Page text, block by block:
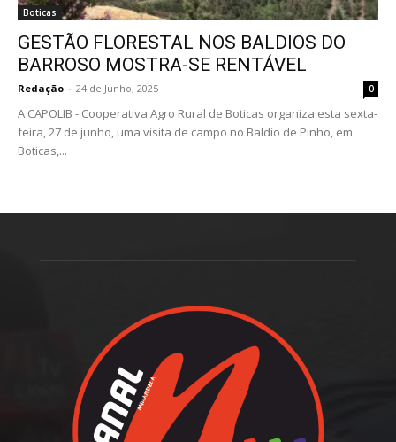
Boticas
GESTÃO FLORESTAL NOS BALDIOS DO
BARROSO MOSTRA-SE RENTÁVEL
Redação - 24 de Junho, 2025 0
A CAPOLIB - Cooperativa Agro Rural de Boticas organiza esta sexta-
feira, 27 de junho, uma visita de campo no Baldio de Pinho, em
Boticas,...